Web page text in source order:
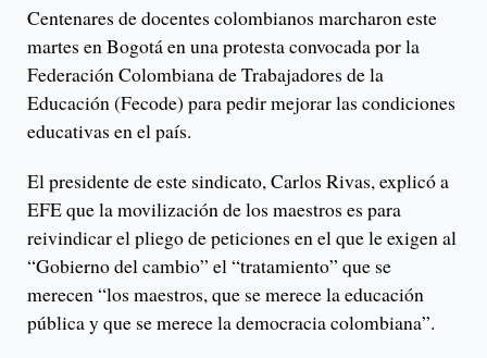
Centenares de docentes colombianos marcharon este
martes en Bogotá en una protesta convocada por la
Federación Colombiana de Trabajadores de la
Educación (Fecode) para pedir mejorar las condiciones
educativas en el país.
El presidente de este sindicato, Carlos Rivas, explicó a
EFE que la movilización de los maestros es para
reivindicar el pliego de peticiones en el que le exigen al
“Gobierno del cambio” el “tratamiento” que se
merecen “los maestros, que se merece la educación
pública y que se merece la democracia colombiana”.